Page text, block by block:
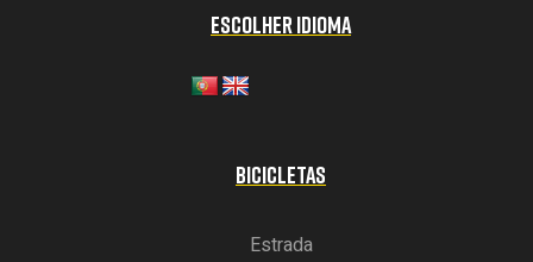
ESCOLHER IDIOMA
BICICLETAS
Estrada